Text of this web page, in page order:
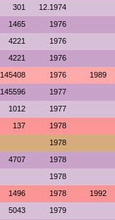
301 12.1974
1465 1976
4221 1976
4221 1976
145408 1976 1989
145596 1977
1012 1977
137 1978
1978
4707 1978
1978
1496 1978 1992
5043 1979